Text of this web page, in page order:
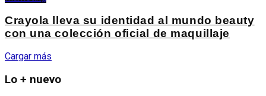
Crayola lleva su identidad al mundo beauty
con una colección oficial de maquillaje
Cargar más
Lo + nuevo